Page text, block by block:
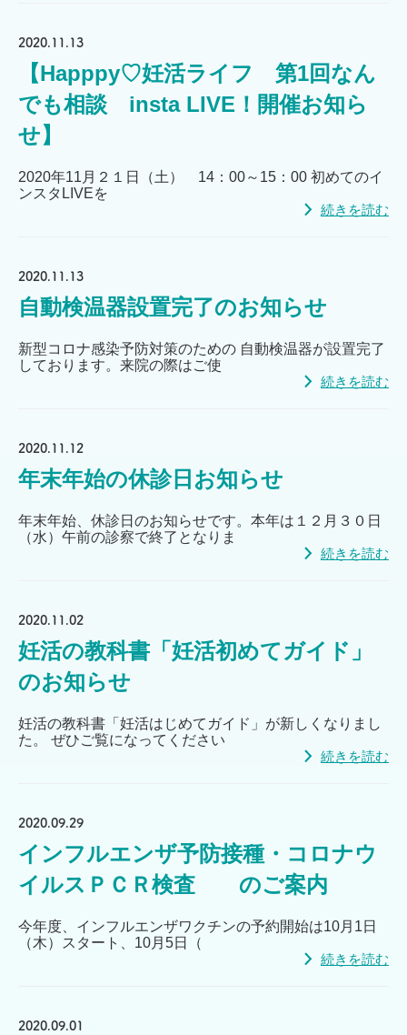
2020.11.13
【Happpy♡妊活ライフ 第1回なん
でも相談 insta LIVE！開催お知ら
せ】
2020年11月２１日（土） 14：00～15：00 初めてのイ
ンスタLIVEを
続きを読む
2020.11.13
自動検温器設置完了のお知らせ
新型コロナ感染予防対策のための 自動検温器が設置完了
しております。来院の際はご使
続きを読む
2020.11.12
年末年始の休診日お知らせ
年末年始、休診日のお知らせです。本年は１２月３０日
（水）午前の診察で終了となりま
続きを読む
2020.11.02
妊活の教科書「妊活初めてガイド」
のお知らせ
妊活の教科書「妊活はじめてガイド」が新しくなりまし
た。 ぜひご覧になってください
続きを読む
2020.09.29
インフルエンザ予防接種・コロナウ
イルスＰＣＲ検査 のご案内
今年度、インフルエンザワクチンの予約開始は10月1日
（木）スタート、10月5日（
続きを読む
2020.09.01